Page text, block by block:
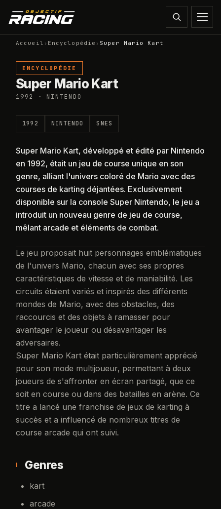
Accueil › Encyclopédie › Super Mario Kart
ENCYCLOPÉDIE
Super Mario Kart
1992 · NINTENDO
1992 NINTENDO SNES
Super Mario Kart, développé et édité par Nintendo
en 1992, était un jeu de course unique en son
genre, alliant l'univers coloré de Mario avec des
courses de karting déjantées. Exclusivement
disponible sur la console Super Nintendo, le jeu a
introduit un nouveau genre de jeu de course,
mêlant arcade et éléments de combat.
Le jeu proposait huit personnages emblématiques
de l'univers Mario, chacun avec ses propres
caractéristiques de vitesse et de maniabilité. Les
circuits étaient variés et inspirés des différents
mondes de Mario, avec des obstacles, des
raccourcis et des objets à ramasser pour
avantager le joueur ou désavantager les
adversaires.
Super Mario Kart était particulièrement apprécié
pour son mode multijoueur, permettant à deux
joueurs de s'affronter en écran partagé, que ce
soit en course ou dans des batailles en arène. Ce
titre a lancé une franchise de jeux de karting à
succès et a influencé de nombreux titres de
course arcade qui ont suivi.
Genres
kart
arcade